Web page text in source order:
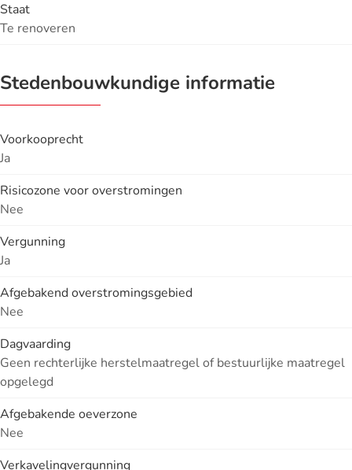
Staat
Te renoveren
Stedenbouwkundige informatie
Voorkooprecht
Ja
Risicozone voor overstromingen
Nee
Vergunning
Ja
Afgebakend overstromingsgebied
Nee
Dagvaarding
Geen rechterlijke herstelmaatregel of bestuurlijke maatregel
opgelegd
Afgebakende oeverzone
Nee
Verkavelingvergunning